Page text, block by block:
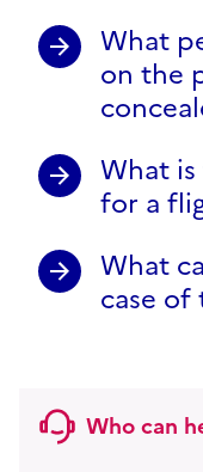
What
on the
What
for a
What
case
Who can